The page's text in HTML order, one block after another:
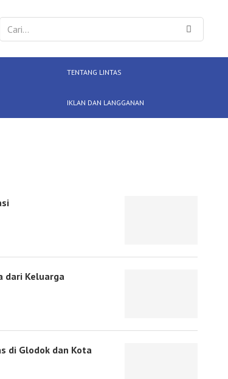
TENTANG LINTAS
IKLAN DAN LANGGANAN
dari Keluarga
di Glodok dan Kota